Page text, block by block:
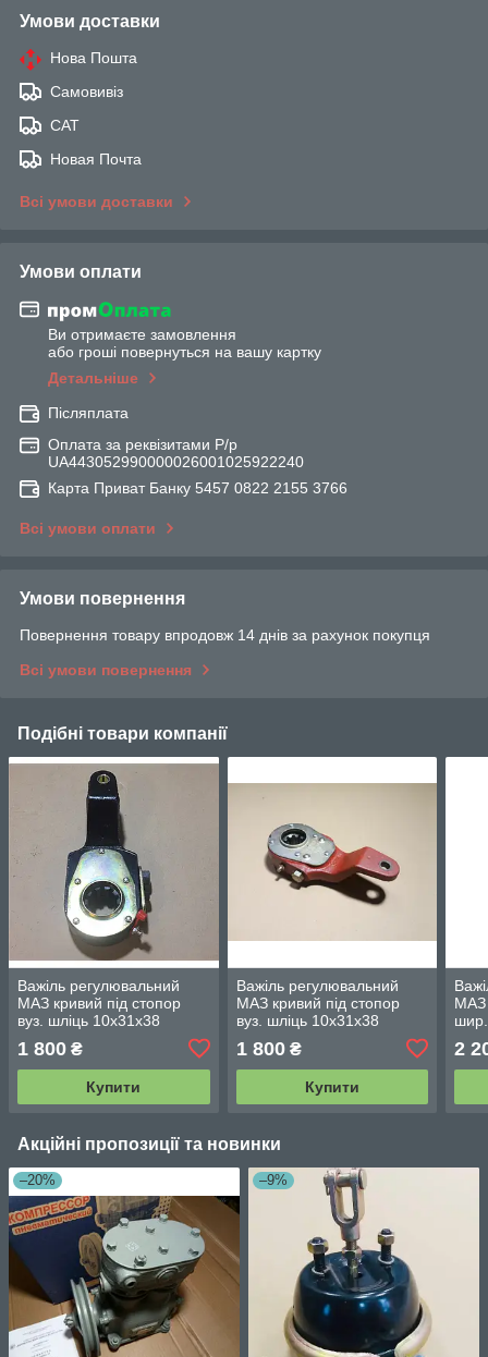
Умови доставки
Нова Пошта
Самовивіз
САТ
Новая Почта
Всі умови доставки
Умови оплати
Ви отримаєте замовлення
або гроші повернуться на вашу картку
Детальніше
Післяплата
Оплата за реквізитами Р/р
UA443052990000026001025922240
Карта Приват Банку 5457 0822 2155 3766
Всі умови оплати
Умови повернення
Повернення товару впродовж 14 днів за рахунок покупця
Всі умови повернення
Подібні товари компанії
Важіль регулювальний
МАЗ кривий під стопор
вуз. шліць 10х31х38
1 800 ₴
Купити
Важіль регулювальний
МАЗ кривий під стопор
вуз. шліць 10х31х38
1 800₴
Купити
МАЗ
2
Акційні пропозиції та новинки
–20% –9%